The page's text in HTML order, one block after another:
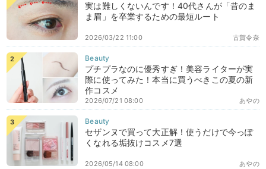
実は難しくないんです！40代さんが「昔のま
ま眉」を卒業するための最短ルート
古賀令奈
2026/03/22 11:00
プチプラなのに優秀すぎ！美容ライターが実
際に使ってみた！本当に買うべきこの夏の新
作コスメ
あやの
2026/07/21 08:00
セザンヌで買って大正解！使うだけで今っぽ
くなれる垢抜けコスメ7選
あやの
2026/05/14 08:00